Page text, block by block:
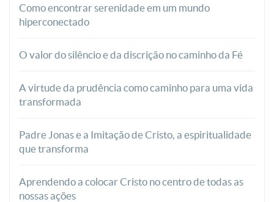
Como encontrar serenidade em um mundo
hiperconectado
O valor do silêncio e da discrição no caminho da Fé
A virtude da prudência como caminho para uma vida
transformada
Padre Jonas e a Imitação de Cristo, a espiritualidade
que transforma
Aprendendo a colocar Cristo no centro de todas as
nossas ações